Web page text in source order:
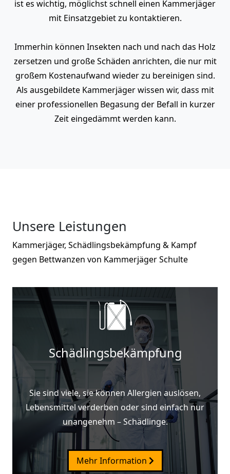
ist es wichtig, möglichst schnell einen Kammerjäger
mit Einsatzgebiet zu kontaktieren.
Immerhin können Insekten nach und nach das Holz
zersetzen und große Schäden anrichten, die nur mit
großem Kostenaufwand wieder zu bereinigen sind.
Als ausgebildete Kammerjäger wissen wir, dass mit
einer professionellen Begasung der Befall in kurzer
Zeit eingedämmt werden kann.
Unsere Leistungen
Kammerjäger, Schädlingsbekämpfung & Kampf
gegen Bettwanzen von Kammerjäger Schulte
Schädlingsbekämpfung
Sie sind viele, sie können Allergien auslösen,
Lebensmittel verderben oder sind einfach nur
unangenehm – Schädlinge.
Mehr Information